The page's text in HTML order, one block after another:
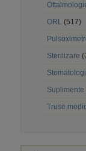
ORL (517)
Sterilizare
Suplimente
Truse